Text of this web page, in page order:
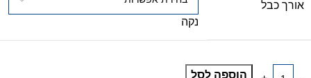
אורך כבל
נקה
הוספה לסל